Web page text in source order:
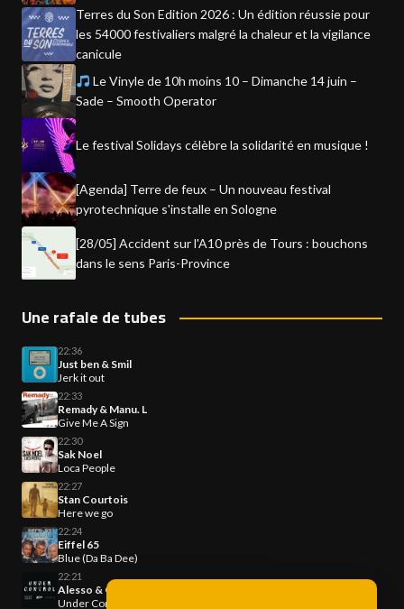
Terres du Son Edition 2026 : Un édition réussie pour
les 54000 festivaliers malgré la chaleur et la vigilance
canicule
Le Vinyle de 10h moins 10 – Dimanche 14 juin –
Sade – Smooth Operator
Le festival Solidays célèbre la solidarité en musique !
[Agenda] Terre de feux – Un nouveau festival
pyrotechnique s'installe en Sologne
[28/05] Accident sur l'A10 près de Tours : bouchons
dans le sens Paris-Province
Une rafale de tubes
22:36
Just ben & Smil
Jerk it out
22:33
Remady & Manu. L
Give Me A Sign
22:30
Sak Noel
Loca People
22:27
Stan Courtois
Here we go
22:24
Eiffel 65
Blue (Da Ba Dee)
22:21
Alesso & Calvin Harris
Under Control